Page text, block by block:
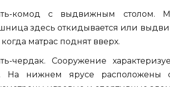
комод с выдвижным столом.
здесь откидывается или
матрас поднят вверх.
чердак. Сооружение
На нижнем ярусе расположены